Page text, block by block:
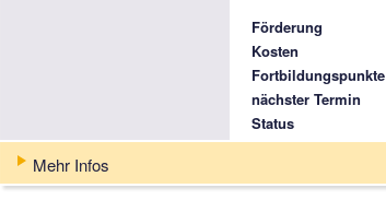
Förderung
Kosten
Fortbildungspunkte
nächster Termin
Status
Mehr Infos